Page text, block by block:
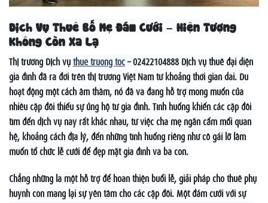
Dịch Vụ Thuê Bố Mẹ Đám Cưới – Hiện Tượng
Không Còn Xa Lạ
Thị trường Dịch vụthue truong toc– 02422104888 Dịch vụ thuê đại diện
gia đình đã ra đời trên thị trường Việt Nam từ khoảng thời gian dài. Dù
hoạt động một cách âm thầm, nó đã và đang hỗ trợ mong muốn của
nhiều cặp đôi thiếu sự ủng hộ từ gia đình. Tình huống khiến các cặp đôi
tìm đến dịch vụ này rất khác nhau, từ việc cha mẹ ngăn cấm mối quan
hệ, khoảng cách địa lý, đến những tình huống riêng như cô gái lỡ lầm
muốn tổ chức lễ cưới để đẹp mặt gia đình và bà con.
Chẳng những là một hỗ trợ để hoàn thiện buổi lễ, giải pháp cho thuê phụ
huynh còn mang lại sự yên tâm cho các cặp đôi. Một đám cưới với sự